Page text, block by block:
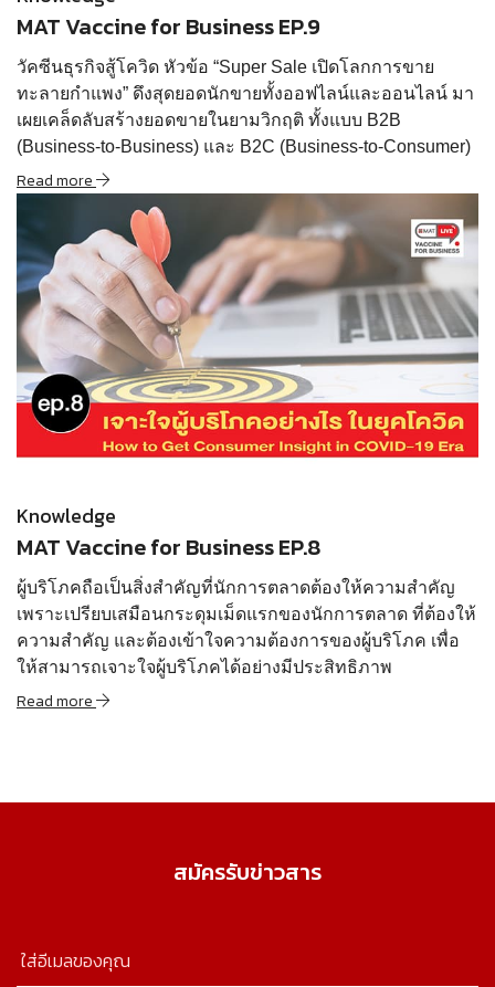
MAT Vaccine for Business EP.9
วัคซีนธุรกิจสู้โควิด หัวข้อ “Super Sale เปิดโลกการขาย
ทะลายกำแพง” ดึงสุดยอดนักขายทั้งออฟไลน์และออนไลน์ มา
เผยเคล็ดลับสร้างยอดขายในยามวิกฤติ ทั้งแบบ B2B
(Business-to-Business) และ B2C (Business-to-Consumer)
Read more
Knowledge
MAT Vaccine for Business EP.8
ผู้บริโภคถือเป็นสิ่งสำคัญที่นักการตลาดต้องให้ความสำคัญ
เพราะเปรียบเสมือนกระดุมเม็ดแรกของนักการตลาด ที่ต้องให้
ความสำคัญ และต้องเข้าใจความต้องการของผู้บริโภค เพื่อ
ให้สามารถเจาะใจผู้บริโภคได้อย่างมีประสิทธิภาพ
Read more
สมัครรับข่าวสาร